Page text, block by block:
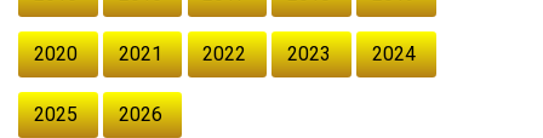
2020 2021 2022 2023 2024
2025 2026